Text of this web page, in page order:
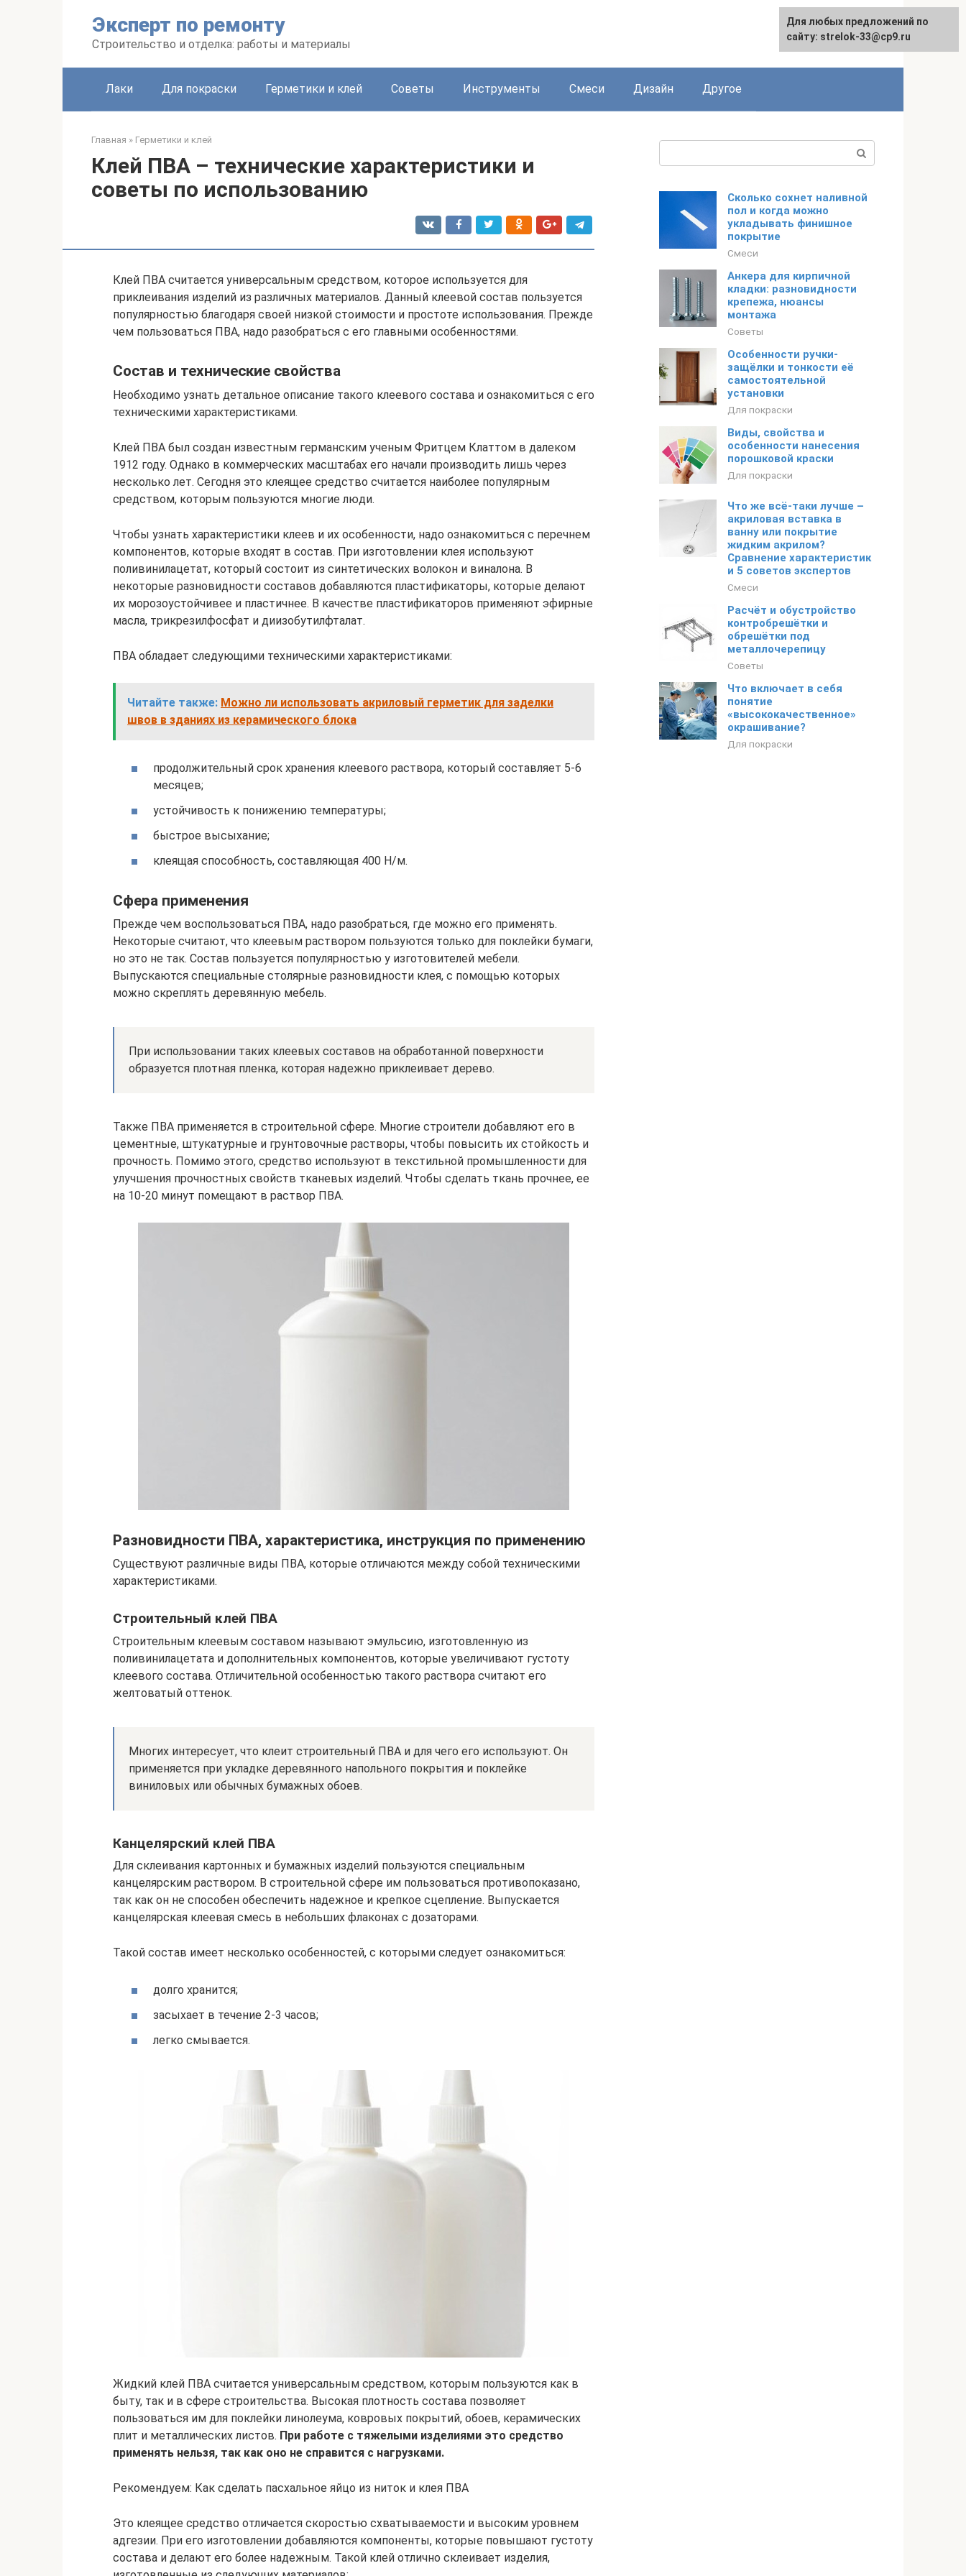
Эксперт по ремонту
Строительство и отделка: работы и материалы
Лаки Для покраски Герметики и клей Советы Инструменты Смеси Дизайн Другое
Главная » Герметики и клей
Клей ПВА – технические характеристики и
советы по использованию
Клей ПВА считается универсальным средством, которое используется для
приклеивания изделий из различных материалов. Данный клеевой состав пользуется
популярностью благодаря своей низкой стоимости и простоте использования. Прежде
чем пользоваться ПВА, надо разобраться с его главными особенностями.
Состав и технические свойства
Необходимо узнать детальное описание такого клеевого состава и ознакомиться с его
техническими характеристиками.
Клей ПВА был создан известным германским ученым Фритцем Клаттом в далеком
1912 году. Однако в коммерческих масштабах его начали производить лишь через
несколько лет. Сегодня это клеящее средство считается наиболее популярным
средством, которым пользуются многие люди.
Чтобы узнать характеристики клеев и их особенности, надо ознакомиться с перечнем
компонентов, которые входят в состав. При изготовлении клея используют
поливинилацетат, который состоит из синтетических волокон и виналона. В
некоторые разновидности составов добавляются пластификаторы, которые делают
их морозоустойчивее и пластичнее. В качестве пластификаторов применяют эфирные
масла, трикрезилфосфат и диизобутилфталат.
ПВА обладает следующими техническими характеристиками:
Читайте также: Можно ли использовать акриловый герметик для заделки
швов в зданиях из керамического блока
продолжительный срок хранения клеевого раствора, который составляет 5-6
месяцев;
устойчивость к понижению температуры;
быстрое высыхание;
клеящая способность, составляющая 400 Н/м.
Сфера применения
Прежде чем воспользоваться ПВА, надо разобраться, где можно его применять.
Некоторые считают, что клеевым раствором пользуются только для поклейки бумаги,
но это не так. Состав пользуется популярностью у изготовителей мебели.
Выпускаются специальные столярные разновидности клея, с помощью которых
можно скреплять деревянную мебель.
При использовании таких клеевых составов на обработанной поверхности
образуется плотная пленка, которая надежно приклеивает дерево.
Также ПВА применяется в строительной сфере. Многие строители добавляют его в
цементные, штукатурные и грунтовочные растворы, чтобы повысить их стойкость и
прочность. Помимо этого, средство используют в текстильной промышленности для
улучшения прочностных свойств тканевых изделий. Чтобы сделать ткань прочнее, ее
на 10-20 минут помещают в раствор ПВА.
Разновидности ПВА, характеристика, инструкция по применению
Существуют различные виды ПВА, которые отличаются между собой техническими
характеристиками.
Строительный клей ПВА
Строительным клеевым составом называют эмульсию, изготовленную из
поливинилацетата и дополнительных компонентов, которые увеличивают густоту
клеевого состава. Отличительной особенностью такого раствора считают его
желтоватый оттенок.
Многих интересует, что клеит строительный ПВА и для чего его используют. Он
применяется при укладке деревянного напольного покрытия и поклейке
виниловых или обычных бумажных обоев.
Канцелярский клей ПВА
Для склеивания картонных и бумажных изделий пользуются специальным
канцелярским раствором. В строительной сфере им пользоваться противопоказано,
так как он не способен обеспечить надежное и крепкое сцепление. Выпускается
канцелярская клеевая смесь в небольших флаконах с дозаторами.
Такой состав имеет несколько особенностей, с которыми следует ознакомиться:
долго хранится;
засыхает в течение 2-3 часов;
легко смывается.
Жидкий клей ПВА считается универсальным средством, которым пользуются как в
быту, так и в сфере строительства. Высокая плотность состава позволяет
пользоваться им для поклейки линолеума, ковровых покрытий, обоев, керамических
плит и металлических листов. При работе с тяжелыми изделиями это средство
применять нельзя, так как оно не справится с нагрузками.
Рекомендуем: Как сделать пасхальное яйцо из ниток и клея ПВА
Это клеящее средство отличается скоростью схватываемости и высоким уровнем
адгезии. При его изготовлении добавляются компоненты, которые повышают густоту
состава и делают его более надежным. Такой клей отлично склеивает изделия,
Сколько сохнет наливной
пол и когда можно
укладывать финишное
покрытие
Смеси
Анкера для кирпичной
кладки: разновидности
крепежа, нюансы
монтажа
Советы
Особенности ручки-
защёлки и тонкости её
самостоятельной
установки
Для покраски
Виды, свойства и
особенности нанесения
порошковой краски
Для покраски
Что же всё-таки лучше –
акриловая вставка в
ванну или покрытие
жидким акрилом?
Сравнение характеристик
и 5 советов экспертов
Смеси
Расчёт и обустройство
контробрешётки и
обрешётки под
металлочерепицу
Советы
Что включает в себя
понятие
«высококачественное»
окрашивание?
Для покраски
Для любых предложений по
сайту: strelok-33@cp9.ru
Для любых предложений по
сайту: strelok-33@cp9.ru